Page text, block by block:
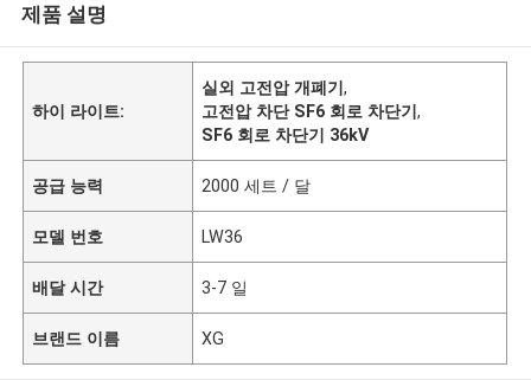
제품 설명
하이 라이트:
실외 고전압 개폐기,
고전압 차단 SF6 회로 차단기,
SF6 회로 차단기 36kV
공급 능력 2000 세트 / 달
모델 번호 LW36
배달 시간 3-7 일
브랜드 이름 XG